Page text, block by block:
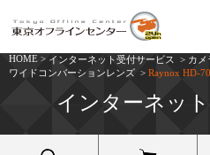
HOME > インターネット受付サービス > カメ
ワイドコンバーションレンズ > Raynox HD-
インターネッ